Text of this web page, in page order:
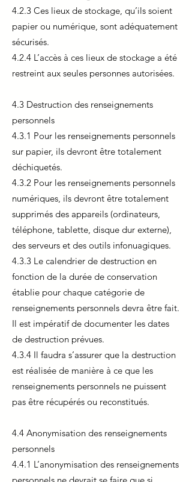
4.2.3 Ces lieux de stockage, qu’ils soient
papier ou numérique, sont adéquatement
sécurisés.
4.2.4 L’accès à ces lieux de stockage a été
restreint aux seules personnes autorisées.
4.3 Destruction des renseignements
personnels
4.3.1 Pour les renseignements personnels
sur papier, ils devront être totalement
déchiquetés.
4.3.2 Pour les renseignements personnels
numériques, ils devront être totalement
supprimés des appareils (ordinateurs,
téléphone, tablette, disque dur externe),
des serveurs et des outils infonuagiques.
4.3.3 Le calendrier de destruction en
fonction de la durée de conservation
établie pour chaque catégorie de
renseignements personnels devra être fait.
Il est impératif de documenter les dates
de destruction prévues.
4.3.4 Il faudra s’assurer que la destruction
est réalisée de manière à ce que les
renseignements personnels ne puissent
pas être récupérés ou reconstitués.
4.4 Anonymisation des renseignements
personnels
4.4.1 L’anonymisation des renseignements